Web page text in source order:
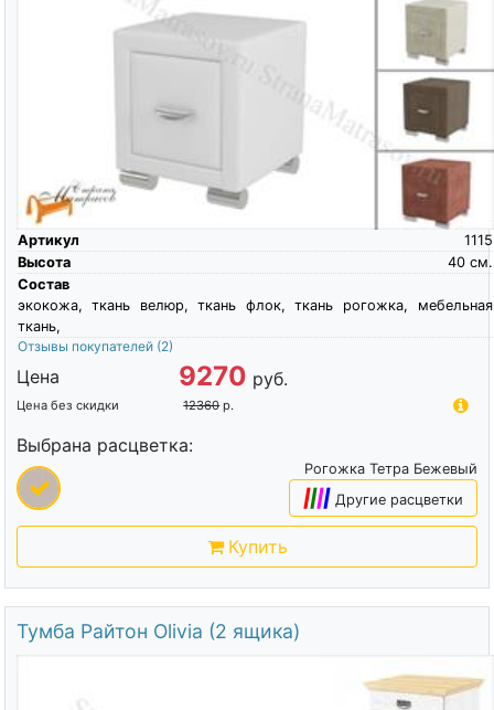
Артикул
1115
Высота
см.
40
Состав
экокожа, ткань велюр, ткань флок, ткань рогожка, мебельная
ткань,
Отзывы покупателей (2)
Цена 9270 руб.
Цена без скидки 12360 р.
Выбрана расцветка:
Рогожка Тетра Бежевый
|||| Другие расцветки
Купить
Тумба Райтон Olivia (2 ящика)